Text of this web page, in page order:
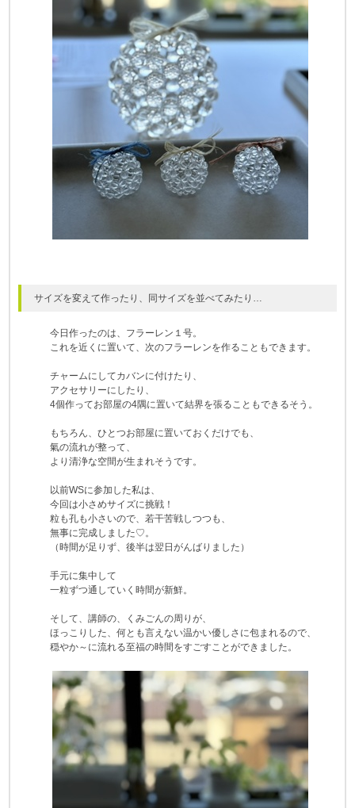
サイズを変えて作ったり、同サイズを並べてみたり…
今日作ったのは、フラーレン１号。
これを近くに置いて、次のフラーレンを作ることもできます。
チャームにしてカバンに付けたり、
アクセサリーにしたり、
4個作ってお部屋の4隅に置いて結界を張ることもできるそう。
もちろん、ひとつお部屋に置いておくだけでも、
氣の流れが整って、
より清浄な空間が生まれそうです。
以前WSに参加した私は、
今回は小さめサイズに挑戦！
粒も孔も小さいので、若干苦戦しつつも、
無事に完成しました♡。
（時間が足りず、後半は翌日がんばりました）
手元に集中して
一粒ずつ通していく時間が新鮮。
そして、講師の、くみごんの周りが、
ほっこりした、何とも言えない温かい優しさに包まれるので、
穏やか～に流れる至福の時間をすごすことができました。